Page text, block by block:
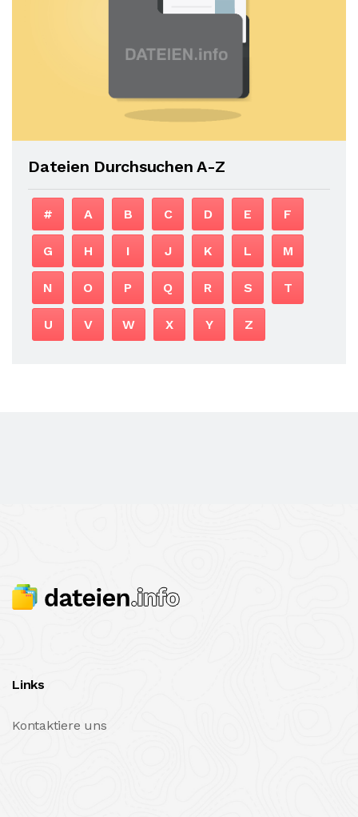
Dateien Durchsuchen A-Z
# A B C D E F
G H I J K L M
N O P Q R S T
U V W X Y Z
Links
Kontaktiere uns